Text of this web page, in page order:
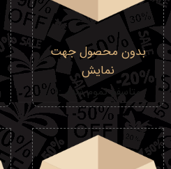
بدون محصول جهت
نمایش
متاسفم تموم شدم :(